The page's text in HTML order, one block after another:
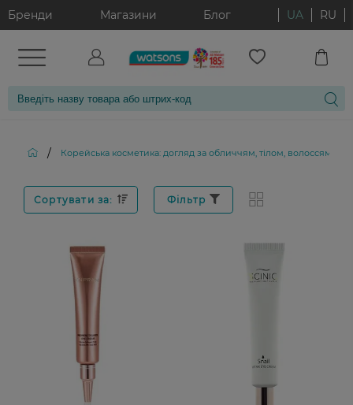
Бренди Магазини Блог UA RU
/ Корейська косметика: догляд за обличчям, тілом, волоссям і
Сортувати за: Фільтр